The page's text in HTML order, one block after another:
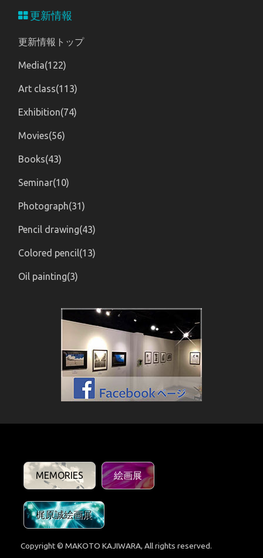
更新情報
更新情報トップ
Media(122)
Art class(113)
Exhibition(74)
Movies(56)
Books(43)
Seminar(10)
Photograph(31)
Pencil drawing(43)
Colored pencil(13)
Oil painting(3)
MEMORIES 絵画展
梶原誠絵画展
Copyright © MAKOTO KAJIWARA, All rights reserved.